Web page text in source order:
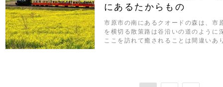
にあるたからもの
市原市の南にあるクオードの森は、市
を横切る散策路は谷沿いの道のように
ここを訪れて癒されることは間違い